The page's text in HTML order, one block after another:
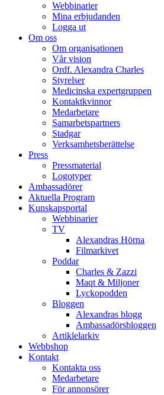
Webbinarier
Mina erbjudanden
Logga ut
Om oss
Om organisationen
Vår vision
Ordf. Alexandra Charles
Styrelser
Medicinska expertgruppen
Kontaktkvinnor
Medarbetare
Samarbetspartners
Stadgar
Verksamhetsberättelse
Press
Pressmaterial
Logotyper
Ambassadörer
Aktuella Program
Kunskapsportal
Webbinarier
TV
Alexandras Hörna
Filmarkivet
Poddar
Charles & Zazzi
Maqt & Miljoner
Lyckopodden
Bloggen
Alexandras blogg
Ambassadörsbloggen
Artiklelarkiv
Webbshop
Kontakt
Kontakta oss
Medarbetare
För annonsörer